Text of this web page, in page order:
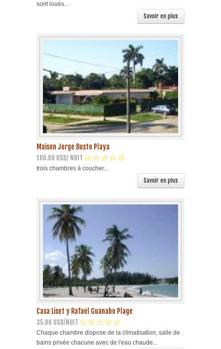
sont loués...
Savoir en plus
Maison Jorge Busto Playa
100.00 USD/ NUIT
trois chambres à coucher...
Savoir en plus
Casa Liset y Rafael Guanabo Plage
35.00 USD/NUIT
Chaque chambre dispose de la climatisation, salle de
bains privée chacune avec de l'eau chaude...